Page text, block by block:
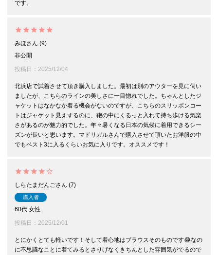
です。
みほ
9
非公開
投稿日
2025/12/04
北浜店で試着させて頂き購入しました。最初は別のアウターを見に伺い
ましたが、こちらのラインの美しさに一目惚れでした。ちゃんとしたジ
ャケットはなかなか着る機会がないのですが、こちらのスリッポンコー
トはジャケット見えするのに、鞄の中にくるっと入れて持ち歩ける気楽
さがあるのが魅力的でした。年々暑くなる日本の気候に着用できるシー
ズンが長いと思います。マドリガルさんで購入させて頂いたお洋服の中
でもベスト3に入るくらいお気に入りです。オススメです！
しらたまだんご 7
購入者
60代 女性
投稿日
2025/12/01
とにかくとても軽いです！そして着心地はブラウスそのものです😂なの
に不思議なことに着てみるとさりげなくきちんとした雰囲気がでるので